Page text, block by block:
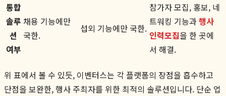
통합
솔루
션
여부
채용 기능에만
국한.
섭외 기능에만 국한.
참가자 모집, 홍보, 네
트워킹 기능과행사
인력모집을 한 곳에
서 해결.
위 표에서 볼 수 있듯, 이벤터스는 각 플랫폼의 장점을 흡수하고
단점을 보완한, 행사 주최자를 위한 최적의 솔루션입니다. 단순 업